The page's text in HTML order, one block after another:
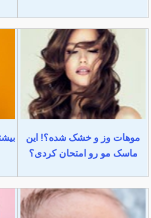
موهات وز و خشک شده؟! این
ماسک مو رو امتحان کردی؟